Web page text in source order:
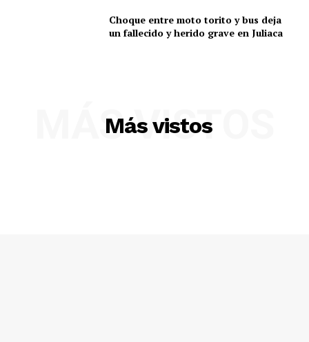
Choque entre moto torito y bus deja
un fallecido y herido grave en Juliaca
Más vistos
MÁS VISTOS